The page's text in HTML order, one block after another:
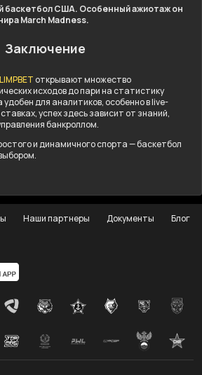
баскетбол США. Особенный ажиотаж он
March Madness.
Заключение
открывают множество
исходов до пари на статистику
удобен для аналитиков, особенно в live-
успех здесь зависит от знаний,
банкроллом.
и динамичного спорта — баскетбол
Наши партнеры Документы
Блог